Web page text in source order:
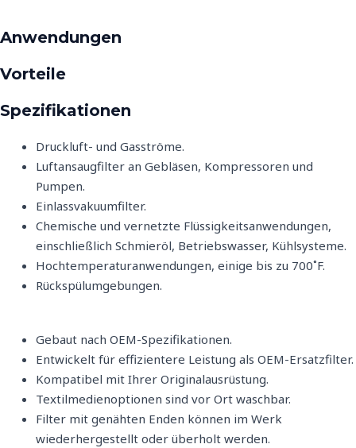
Anwendungen
Vorteile
Spezifikationen
Druckluft- und Gasströme.
Luftansaugfilter an Gebläsen, Kompressoren und
Pumpen.
Einlassvakuumfilter.
Chemische und vernetzte Flüssigkeitsanwendungen,
einschließlich Schmieröl, Betriebswasser, Kühlsysteme.
Hochtemperaturanwendungen, einige bis zu 700˚F.
Rückspülumgebungen.
Gebaut nach OEM-Spezifikationen.
Entwickelt für effizientere Leistung als OEM-Ersatzfilter.
Kompatibel mit Ihrer Originalausrüstung.
Textilmedienoptionen sind vor Ort waschbar.
Filter mit genähten Enden können im Werk
wiederhergestellt oder überholt werden.